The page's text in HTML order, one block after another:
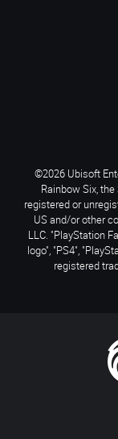
©2026 Ubisoft
Rainbow Six,
registered or
US and/or other
LLC. "PlayStation
logo", "PS4",
registered